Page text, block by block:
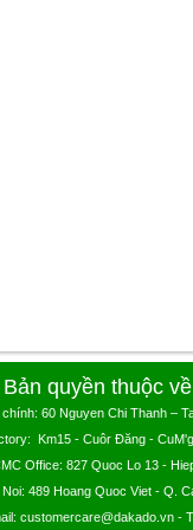
quyền thuộc về
chính: 60 Nguyen Chi Thanh –
Km15 - Cuôr Đăng -
Office: 827 Quoc Lo 13 -
Noi: 489 Hoang Quoc Viet - Q.
customercare@dakado.vn -